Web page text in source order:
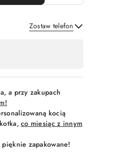
Zostaw telefon
a przy zakupach
kocią
co miesiąc z innym
zapakowane!